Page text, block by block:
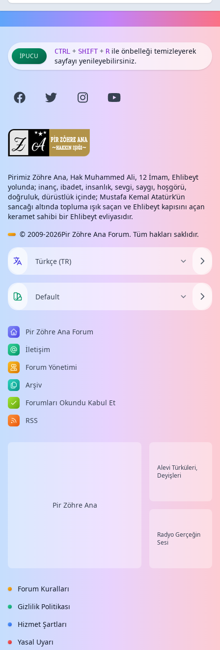
İPUCU
CTRL + SHIFT + Rile önbelleği temizleyerek
sayfayı yenileyebilirsiniz.
Pirimiz Zöhre Ana, Hak Muhammed Ali, 12 İmam, Ehlibeyt
yolunda; inanç, ibadet, insanlık, sevgi, saygı, hoşgörü,
doğruluk, dürüstlük içinde; Mustafa Kemal Atatürk’ün
sancağı altında topluma ışık saçan ve Ehlibeyt kapısını açan
keramet sahibi bir Ehlibeyt evliyasıdır.
© 2009-2026Pir Zöhre Ana Forum. Tüm hakları saklıdır.
Pir Zöhre Ana Forum
İletişim
Forum Yönetimi
Arşiv
Forumları Okundu Kabul Et
RSS
Pir Zöhre Ana
Alevi Türküleri,
Deyişleri
Radyo Gerçeğin
Sesi
Forum Kuralları
Gizlilik Politikası
Hizmet Şartları
Yasal Uyarı